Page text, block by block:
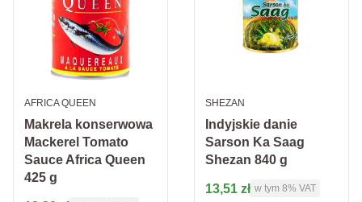
Makrela konserwowa
Mackerel Tomato
Sauce Africa Queen
425 g
PRODUCENT
AFRICA QUEEN
Indyjskie danie
Sarson Ka Saag
Shezan 840 g
PRODUCENT
SHEZAN
Cena brutto
13,51 zł w tym %s VAT
w tym 8% VAT